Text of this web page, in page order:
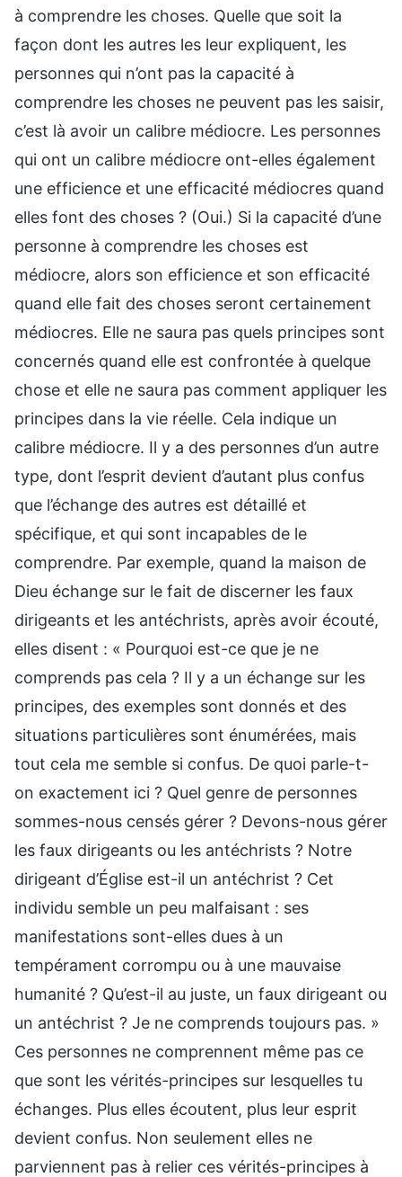
à comprendre les choses. Quelle que soit la
façon dont les autres les leur expliquent, les
personnes qui n’ont pas la capacité à
comprendre les choses ne peuvent pas les saisir,
c’est là avoir un calibre médiocre. Les personnes
qui ont un calibre médiocre ont-elles également
une efficience et une efficacité médiocres quand
elles font des choses ? (Oui.) Si la capacité d’une
personne à comprendre les choses est
médiocre, alors son efficience et son efficacité
quand elle fait des choses seront certainement
médiocres. Elle ne saura pas quels principes sont
concernés quand elle est confrontée à quelque
chose et elle ne saura pas comment appliquer les
principes dans la vie réelle. Cela indique un
calibre médiocre. Il y a des personnes d’un autre
type, dont l’esprit devient d’autant plus confus
que l’échange des autres est détaillé et
spécifique, et qui sont incapables de le
comprendre. Par exemple, quand la maison de
Dieu échange sur le fait de discerner les faux
dirigeants et les antéchrists, après avoir écouté,
elles disent : « Pourquoi est-ce que je ne
comprends pas cela ? Il y a un échange sur les
principes, des exemples sont donnés et des
situations particulières sont énumérées, mais
tout cela me semble si confus. De quoi parle-t-
on exactement ici ? Quel genre de personnes
sommes-nous censés gérer ? Devons-nous gérer
les faux dirigeants ou les antéchrists ? Notre
dirigeant d’Église est-il un antéchrist ? Cet
individu semble un peu malfaisant : ses
manifestations sont-elles dues à un
tempérament corrompu ou à une mauvaise
humanité ? Qu’est-il au juste, un faux dirigeant ou
un antéchrist ? Je ne comprends toujours pas. »
Ces personnes ne comprennent même pas ce
que sont les vérités-principes sur lesquelles tu
échanges. Plus elles écoutent, plus leur esprit
devient confus. Non seulement elles ne
parviennent pas à relier ces vérités-principes à